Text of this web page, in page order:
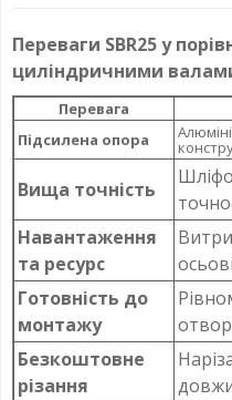
Переваги SBR25 у
циліндричними
Перевага
Підсилена опора
Вища точність
Навантаження
та ресурс
Готовність до
монтажу
Безкоштовне
різання